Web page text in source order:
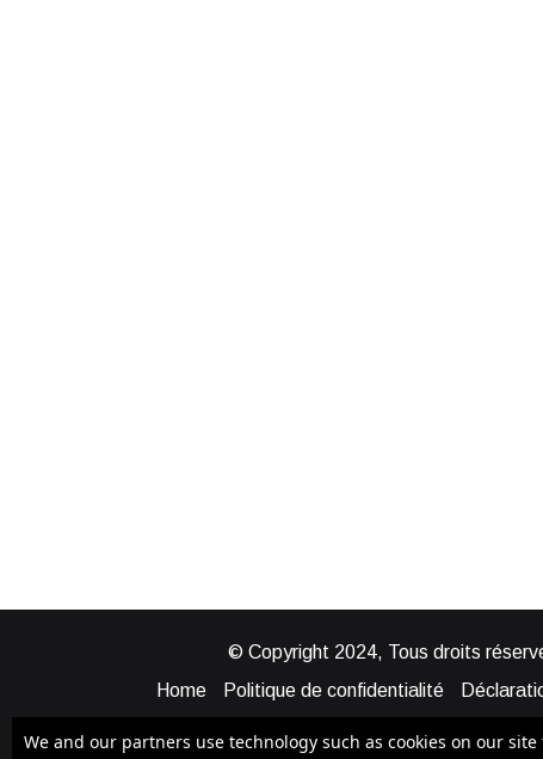
© Copyright 2024, Tous droits
Home
Politique de confidentialité
We and our partners use technology such as cookies on our